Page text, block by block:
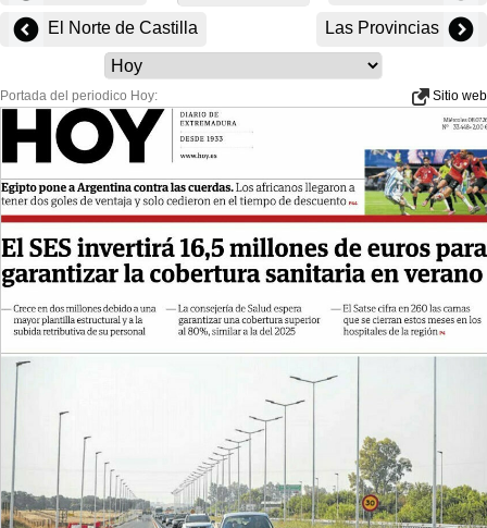
El Norte de Castilla Las Provincias
Portada del periodico Hoy: Sitio web